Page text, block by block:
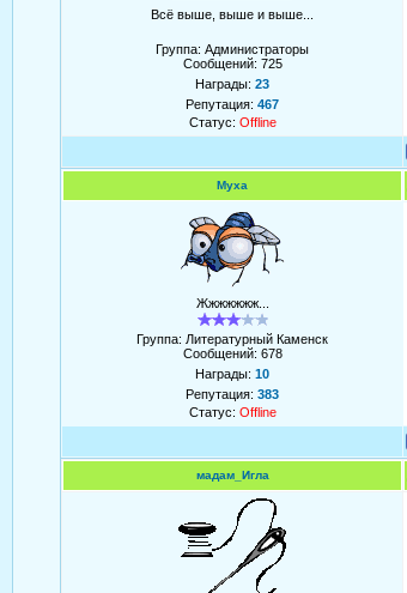
Всё выше, выше и выше...
Группа: Администраторы
Сообщений: 725
Награды: 23
Репутация: 467
Статус: Offline
Муха
Жжжжжжж...
Группа: Литературный Каменск
Сообщений: 678
Награды: 10
Репутация: 383
Статус: Offline
мадам_Игла